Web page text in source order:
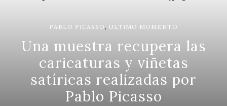
PABLO PICASSO ULTIMO MOMENTO
Una muestra recupera las
caricaturas y viñetas
satíricas realizadas por
Pablo Picasso